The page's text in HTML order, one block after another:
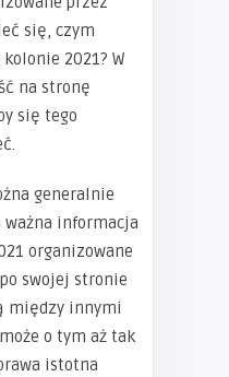
się, czym
2021? W
na stronę
się tego
generalnie
ważna informacja
organizowane
swojej stronie
między innymi
o tym aż tak
istotna